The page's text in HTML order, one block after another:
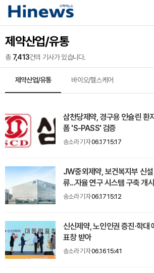
제약산업/유통
총 7,413건의 기사가 있습니다.
제약산업/유통 바이오/헬스케어
삼천당제약, 경구용 인슐린 환
폼 'S-PASS' 검증
송소라 기자06.17 15:17
JW중외제약, 보건복지부 신
류...자율 연구 시스템 구축 개시
송소라 기자06.17 15:12
신신제약, 노인인권 증진·학대
표창 받아
송소라 기자06.16 15:41